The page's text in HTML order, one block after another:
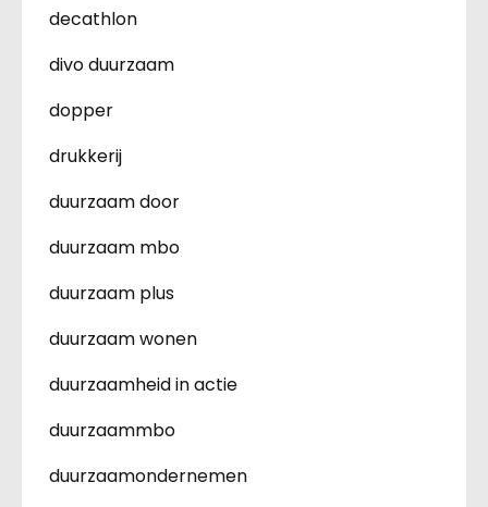
decathlon
divo duurzaam
dopper
drukkerij
duurzaam door
duurzaam mbo
duurzaam plus
duurzaam wonen
duurzaamheid in actie
duurzaammbo
duurzaamondernemen